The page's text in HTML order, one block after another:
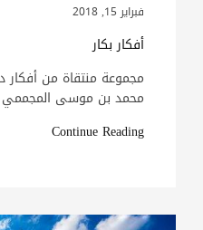
فبراير 15, 2018
أفكار بكار
مجموعة منتقاة من أفكار
محمد بن موسى المجممي
Continue Reading